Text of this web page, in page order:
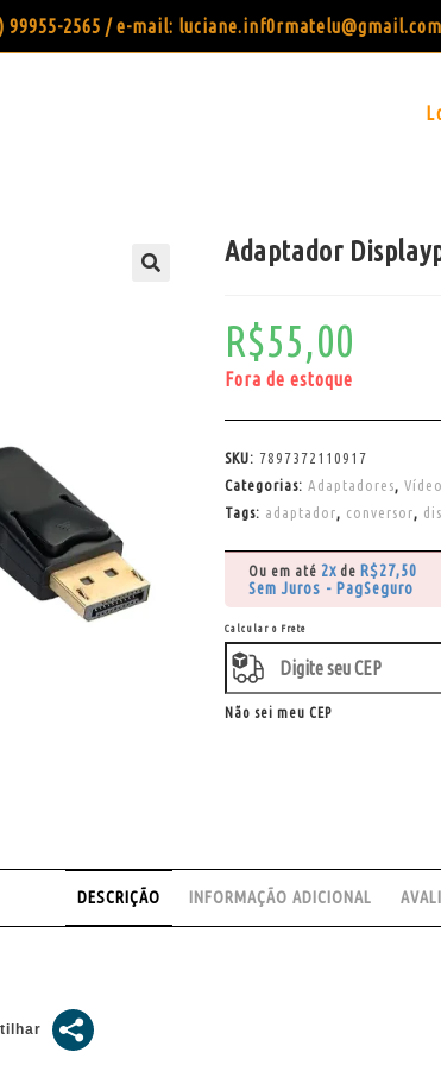
99955-2565 / e-mail: luciane.inf0rmatelu@gmail.com
Adaptador
R$55,00
Fora de estoque
SKU: 7897372110917
Categorias: Adaptadores, Vídeo
Tags: adaptador, conversor,
Ou em até 2x de R$27,50
Sem Juros - PagSeguro
Calcular o Frete
Não sei meu CEP
DESCRIÇÃO INFORMAÇÃO ADICIONAL